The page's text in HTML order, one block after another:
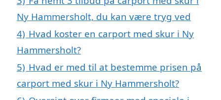
Ny Hammersholt, du kan være tryg ved
4) Hvad koster en carport med skur i Ny
Hammersholt?
5) Hvad er med til at bestemme prisen på
carport med skur i Ny Hammersholt?